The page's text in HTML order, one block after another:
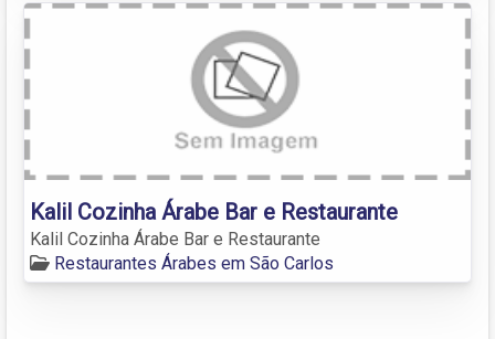
Kalil Cozinha Árabe Bar e Restaurante
Kalil Cozinha Árabe Bar e Restaurante
Restaurantes Árabes em São Carlos